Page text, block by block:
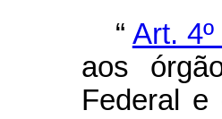
“ Art. 4º
aos
Federal